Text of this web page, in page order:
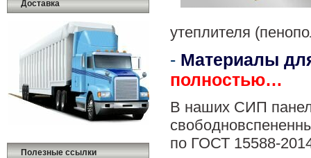
Доставка
Полезные ссылки
утеплителя
- Материалы
полностью…
В наших СИП
по ГОСТ 15588-